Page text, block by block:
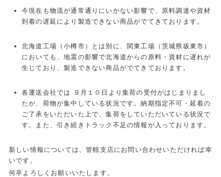
今現在も物流が通常通りにいかない影響で、原料調達や資材
到着の遅延により製造できない商品がでてきております。
北海道工場（小樽市）とは別に、関東工場（茨城県坂東市）
においても、地震の影響で北海道からの原料・資材に遅れが
生じており、製造できない商品がでてきております。
各運送会社では ９月１０日より集荷の受付がはじまりまし
たが、荷物が集中している状況です。納期指定不可・延着の
ご了承をいただいた上で、集荷をしていただいている状況で
す。また、引き続きトラック不足の情報が入っております。
新しい情報については、管轄支店にお問い合わせいただければ幸
いです。
何卒よろしくお願いいたします。